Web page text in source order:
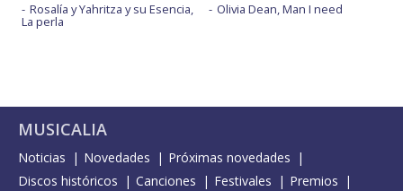
Rosalía y Yahritza y su Esencia,
La perla
Olivia Dean, Man I need
MUSICALIA
Noticias Novedades
Próximas novedades
Discos históricos
Canciones Festivales
Premios